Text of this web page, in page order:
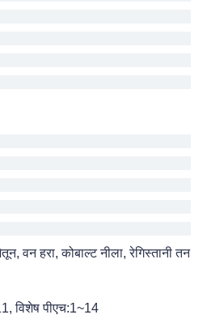
वन हरा, कोबाल्ट नीला, रेगिस्तानी तन
विशेष पीएच:1~14